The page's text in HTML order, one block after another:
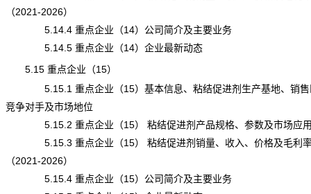
（2021-2026）
5.14.4 重点企业（14）公司简介及主要业务
5.14.5 重点企业（14）企业最新动态
5.15 重点企业（15）
5.15.1 重点企业（15）基本信息、粘结促进剂生产基地、销售
竞争对手及市场地位
5.15.2 重点企业（15） 粘结促进剂产品规格、参数及市场应
5.15.3 重点企业（15） 粘结促进剂销量、收入、价格及毛利
（2021-2026）
5.15.4 重点企业（15）公司简介及主要业务